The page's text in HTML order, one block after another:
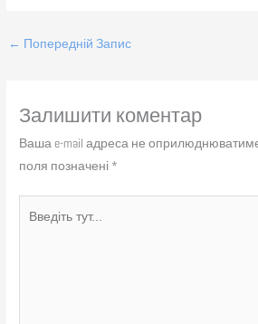
← Попередній Запис
Залишити коментар
Ваша e-mail адреса не
поля позначені *